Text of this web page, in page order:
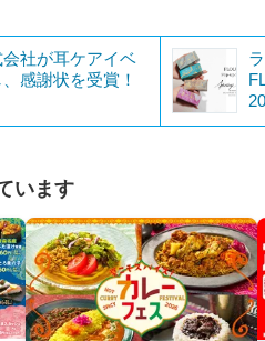
社が耳ケアイベ
感謝状を受賞！
います